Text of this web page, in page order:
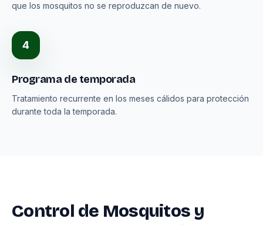
que los mosquitos no se reproduzcan de nuevo.
4
Programa de temporada
Tratamiento recurrente en los meses cálidos para protección
durante toda la temporada.
Control de Mosquitos y